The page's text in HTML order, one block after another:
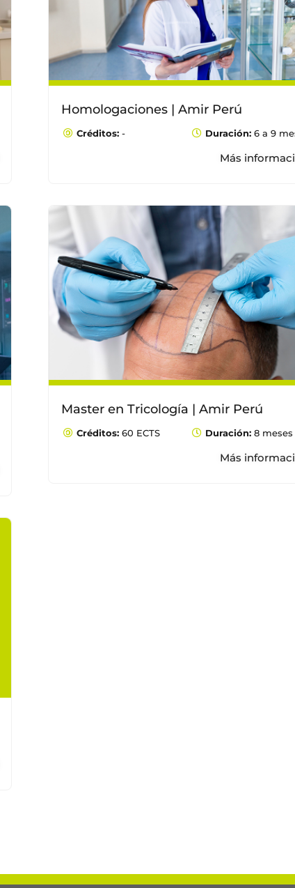
Homologaciones | Amir Perú
Créditos:- Duración: 6 a 9
Más
Master en Tricología | Amir Perú
Créditos:60 ECTS Duración: 8 meses
Más